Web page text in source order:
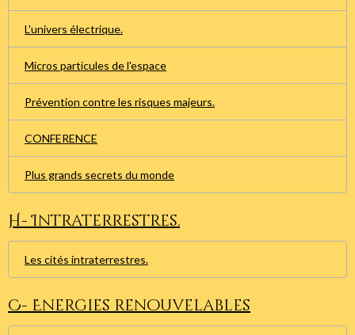
L'univers électrique.
Micros particules de l'espace
Prévention contre les risques majeurs.
CONFERENCE
Plus grands secrets du monde
H- Intraterrestres.
Les cités intraterrestres.
C- Energies renouvelables